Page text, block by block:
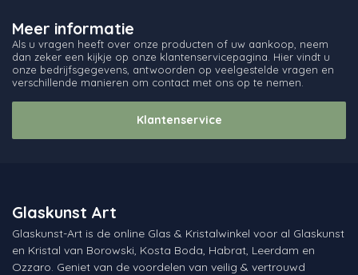
Meer informatie
Als u vragen heeft over onze producten of uw aankoop, neem
dan zeker een kijkje op onze klantenservicepagina. Hier vindt u
onze bedrijfsgegevens, antwoorden op veelgestelde vragen en
verschillende manieren om contact met ons op te nemen.
Klantenservice
Glaskunst Art
Glaskunst-Art is de online Glas & Kristalwinkel voor al Glaskunst
en Kristal van Borowski, Kosta Boda, Habrat, Leerdam en
Ozzaro. Geniet van de voordelen van veilig & vertrouwd